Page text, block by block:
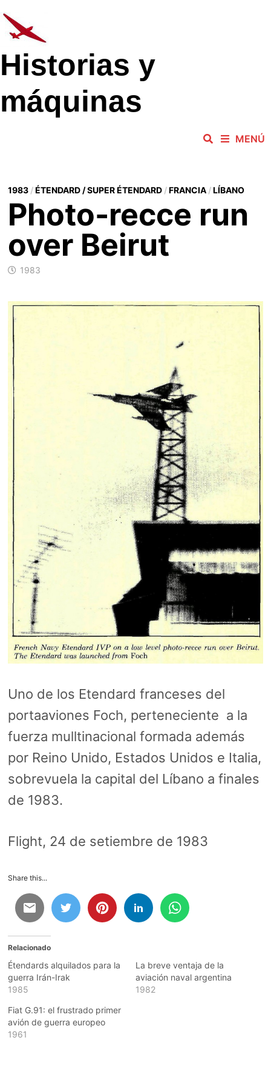
al
contenido
Historias y
máquinas
MENÚ
1983/ÉTENDARD / SUPER ÉTENDARD/FRANCIA/LÍBANO
Photo-recce run
over Beirut
1983
Uno de los Etendard franceses del
portaaviones Foch, perteneciente a la
fuerza mulltinacional formada además
por Reino Unido, Estados Unidos e Italia,
sobrevuela la capital del Líbano a finales
de 1983.
Flight, 24 de setiembre de 1983
Share this...
Relacionado
Étendards alquilados para la
guerra Irán-Irak
1985
La breve ventaja de la
aviación naval argentina
1982
Fiat G.91: el frustrado primer
avión de guerra europeo
1961